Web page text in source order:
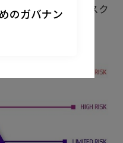
段にある最小限リスク
のガバナン